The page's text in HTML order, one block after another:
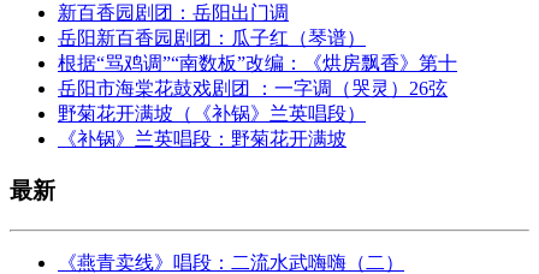
新百香园剧团：岳阳出门调
岳阳新百香园剧团：瓜子红（琴谱）
根据“骂鸡调”“南数板”改编：《烘房飘香》第十
岳阳市海棠花鼓戏剧团 ：一字调（哭灵）26弦
野菊花开满坡（《补锅》兰英唱段）
《补锅》兰英唱段：野菊花开满坡
最新
《燕青卖线》唱段：二流水武嗨嗨（二）